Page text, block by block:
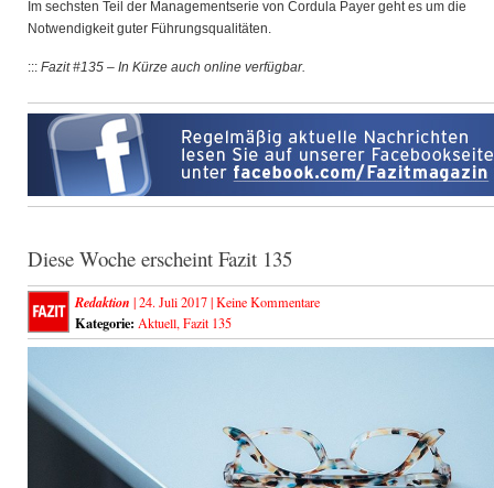
Im sechsten Teil der Managementserie von Cordula Payer geht es um die
Notwendigkeit guter Führungsqualitäten.
::: Fazit #135 – In Kürze auch online verfügbar.
Diese Woche erscheint Fazit 135
Redaktion | 24. Juli 2017 |Keine Kommentare
Kategorie: Aktuell, Fazit 135